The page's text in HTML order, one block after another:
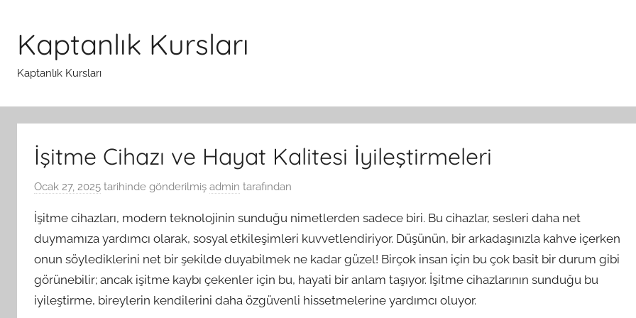
Kaptanlık Kursları
Kaptanlık Kursları
İşitme Cihazı ve Hayat Kalitesi İyileştirmeleri
Ocak 27, 2025 tarihinde gönderilmiş admin tarafından
İşitme cihazları, modern teknolojinin sunduğu nimetlerden sadece biri. Bu cihazlar, sesleri daha net
duymamıza yardımcı olarak, sosyal etkileşimleri kuvvetlendiriyor. Düşünün, bir arkadaşınızla kahve içerken
onun söylediklerini net bir şekilde duyabilmek ne kadar güzel! Birçok insan için bu çok basit bir durum gibi
görünebilir; ancak işitme kaybı çekenler için bu, hayati bir anlam taşıyor. İşitme cihazlarının sunduğu bu
iyileştirme, bireylerin kendilerini daha özgüvenli hissetmelerine yardımcı oluyor.